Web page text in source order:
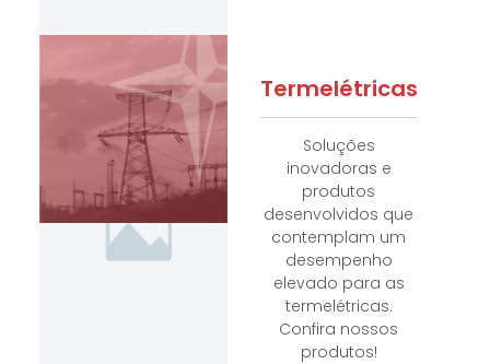
Termelétricas
Soluções
inovadoras e
produtos
desenvolvidos que
contemplam um
desempenho
elevado para as
termelétricas.
Confira nossos
produtos!